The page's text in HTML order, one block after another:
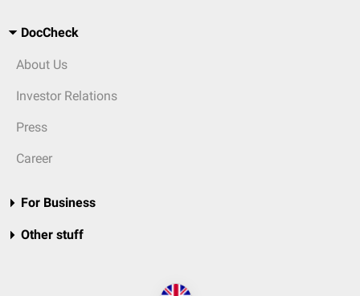
DocCheck
About Us
Investor Relations
Press
Career
For Business
Other stuff